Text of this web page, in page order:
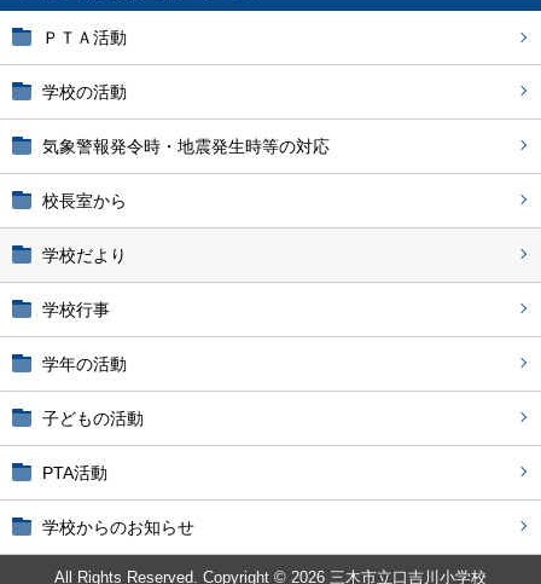
ＰＴＡ活動
学校の活動
気象警報発令時・地震発生時等の対応
校長室から
学校だより
学校行事
学年の活動
子どもの活動
PTA活動
学校からのお知らせ
All Rights Reserved. Copyright © 2026 三木市立口吉川小学校